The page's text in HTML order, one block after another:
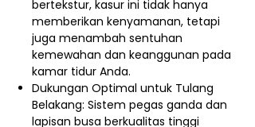
bertekstur, kasur ini tidak hanya
memberikan kenyamanan, tetapi
juga menambah sentuhan
kemewahan dan keanggunan pada
kamar tidur Anda.
Dukungan Optimal untuk Tulang
Belakang: Sistem pegas ganda dan
lapisan busa berkualitas tinggi